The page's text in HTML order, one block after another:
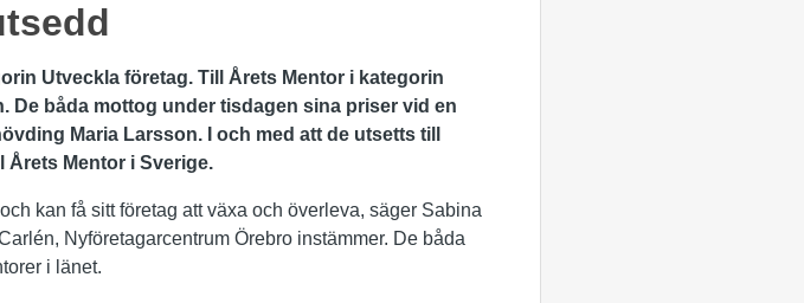
Utveckla företag. Till Årets Mentor i kategorin
båda mottog under tisdagen sina priser vid en
Maria Larsson. I och med att de utsetts till
Årets Mentor i Sverige.
kan få sitt företag att växa och överleva, säger Sabina
Nyföretagarcentrum Örebro instämmer. De båda
i länet.